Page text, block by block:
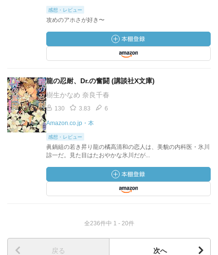
感想・レビュー
攻めのアホさが好き〜
龍の忍耐、Dr.の奮闘 (講談社X文庫)
樹生かなめ 奈良千春
130 3.83 6
Amazon.co.jp・本
感想・レビュー
眞鍋組の若き昇り龍の橘高清和の恋人は、美貌の内科医・氷川
諒一だ。見た目はたおやかな氷川だが...
全236件中 1 - 20件
戻る 次へ